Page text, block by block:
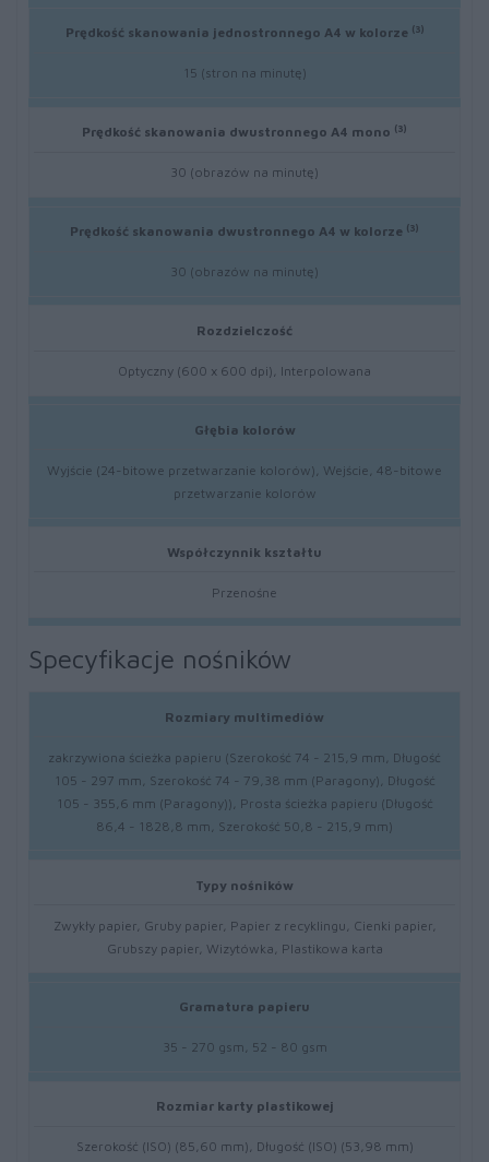
Prędkość skanowania jednostronnego A4 w kolorze (3)
15 (stron na minutę)
Prędkość skanowania dwustronnego A4 mono (3)
30 (obrazów na minutę)
Prędkość skanowania dwustronnego A4 w kolorze (3)
30 (obrazów na minutę)
Rozdzielczość
Optyczny (600 x 600 dpi), Interpolowana
Głębia kolorów
Wyjście (24-bitowe przetwarzanie kolorów), Wejście, 48-bitowe
przetwarzanie kolorów
Współczynnik kształtu
Przenośne
Specyfikacje nośników
Rozmiary multimediów
zakrzywiona ścieżka papieru (Szerokość 74 - 215,9 mm, Długość
105 - 297 mm, Szerokość 74 - 79,38 mm (Paragony), Długość
105 - 355,6 mm (Paragony)), Prosta ścieżka papieru (Długość
86,4 - 1828,8 mm, Szerokość 50,8 - 215,9 mm)
Typy nośników
Zwykły papier, Gruby papier, Papier z recyklingu, Cienki papier,
Grubszy papier, Wizytówka, Plastikowa karta
Gramatura papieru
35 - 270 gsm, 52 - 80 gsm
Rozmiar karty plastikowej
Szerokość (ISO) (85,60 mm), Długość (ISO) (53,98 mm)